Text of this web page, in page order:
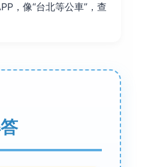
，像“台北等公車”，查